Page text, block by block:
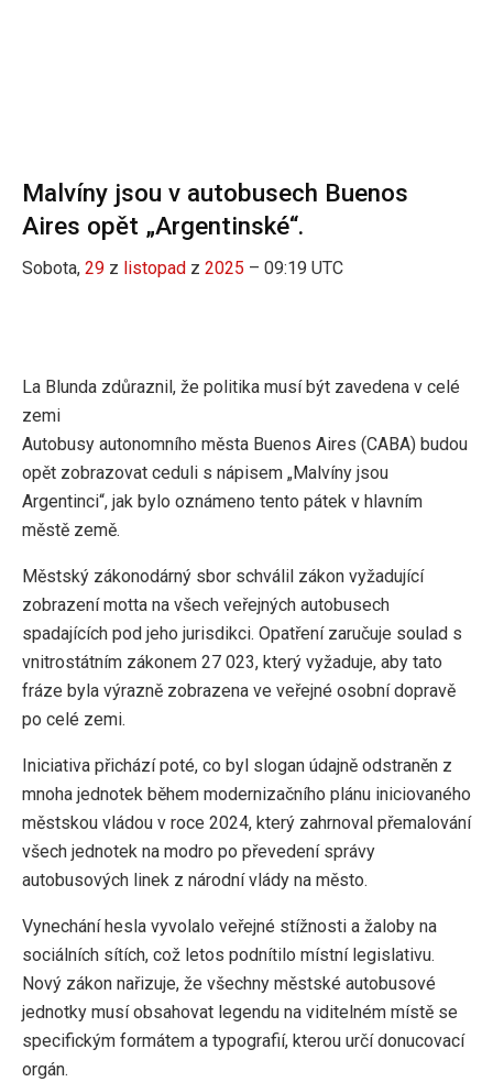
Malvíny jsou v autobusech Buenos
Aires opět „Argentinské“.
Sobota, 29 z listopad z 2025 – 09:19 UTC
La Blunda zdůraznil, že politika musí být zavedena v celé
zemi
Autobusy autonomního města Buenos Aires (CABA) budou
opět zobrazovat ceduli s nápisem „Malvíny jsou
Argentinci“, jak bylo oznámeno tento pátek v hlavním
městě země.
Městský zákonodárný sbor schválil zákon vyžadující
zobrazení motta na všech veřejných autobusech
spadajících pod jeho jurisdikci. Opatření zaručuje soulad s
vnitrostátním zákonem 27 023, který vyžaduje, aby tato
fráze byla výrazně zobrazena ve veřejné osobní dopravě
po celé zemi.
Iniciativa přichází poté, co byl slogan údajně odstraněn z
mnoha jednotek během modernizačního plánu iniciovaného
městskou vládou v roce 2024, který zahrnoval přemalování
všech jednotek na modro po převedení správy
autobusových linek z národní vlády na město.
Vynechání hesla vyvolalo veřejné stížnosti a žaloby na
sociálních sítích, což letos podnítilo místní legislativu.
Nový zákon nařizuje, že všechny městské autobusové
jednotky musí obsahovat legendu na viditelném místě se
specifickým formátem a typografií, kterou určí donucovací
orgán.